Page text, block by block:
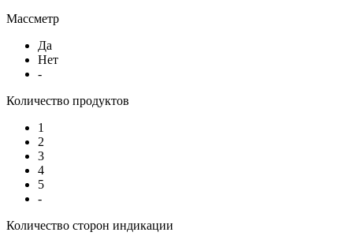
Массметр
Да
Нет
-
Количество продуктов
1
2
3
4
5
-
Количество сторон индикации